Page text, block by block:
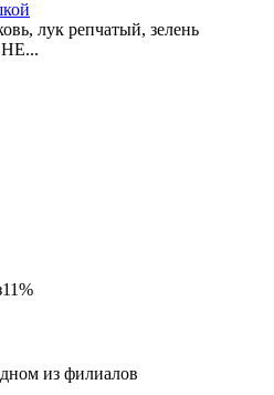
лук репчатый, зелень
11%
из филиалов